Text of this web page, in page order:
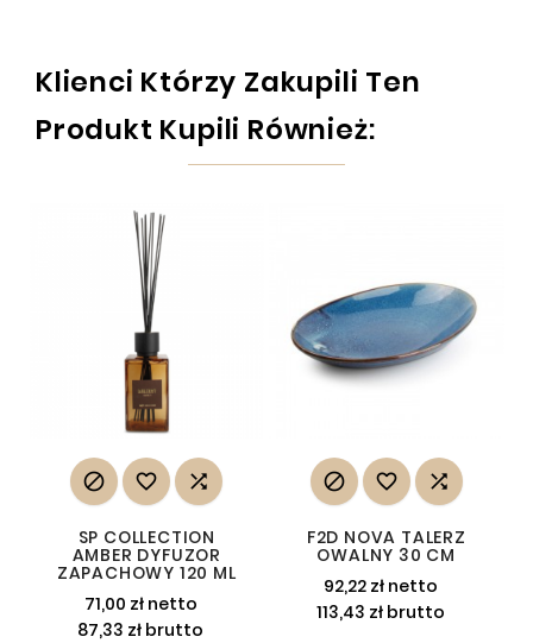
Klienci Którzy Zakupili Ten
Produkt Kupili Również:
  
SP COLLECTION
AMBER DYFUZOR
ZAPACHOWY 120 ML
71,00 zł netto
87,33 zł brutto
  
F2D NOVA TALERZ
OWALNY 30 CM
92,22 zł netto
113,43 zł brutto